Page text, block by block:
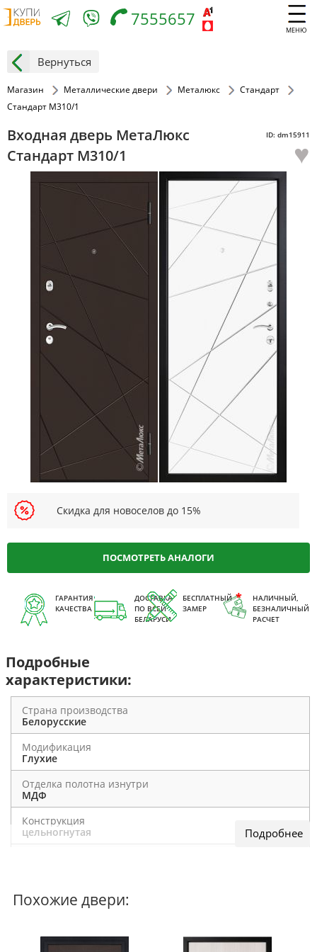
МЕНЮ
7555657
Вернуться
Магазин Металлические двери Металюкс
Стандарт
Стандарт M310/1
Входная дверь МетаЛюкс
Стандарт M310/1
ID: dm15911
♥
Скидка для новоселов до 15%
ПОСМОТРЕТЬ АНАЛОГИ
ГАРАНТИЯ
КАЧЕСТВА
ДОСТАВКА
ПО ВСЕЙ
БЕЛАРУСИ
БЕСПЛАТНЫЙ
ЗАМЕР
НАЛИЧНЫЙ,
БЕЗНАЛИЧНЫЙ
РАСЧЕТ
Подробные
характеристики:
Страна производства
Белорусские
Модификация
Глухие
Отделка полотна изнутри
МДФ
Конструкция
цельногнутая
Наполнитель
минеральная вата
Общие характеристики
Похожие двери: